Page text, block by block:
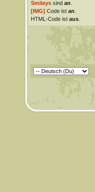
Smileyssind an
[IMG] Code ist an
HTML-Code ist aus.